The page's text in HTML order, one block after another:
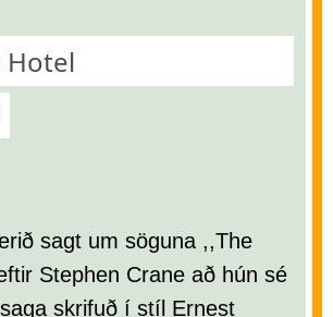
Hotel
sagt um söguna ,,The
Stephen Crane að hún sé
skrifuð í stíl Ernest